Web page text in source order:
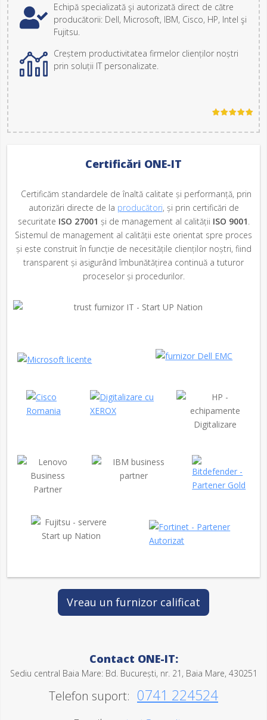
Echipă specializată şi autorizată direct de către
producătorii: Dell, Microsoft, IBM, Cisco, HP, Intel şi
Fujitsu.
Creștem productivitatea firmelor clienților noștri
prin soluții IT personalizate.
Certificări ONE-IT
Certificăm standardele de înaltă calitate și performanță, prin
autorizări directe de la producători, și prin certificări de
securitate ISO 27001 și de management al calității ISO 9001
Sistemul de management al calității este orientat spre proces
și este construit în funcție de necesitățile clienților noștri, fiind
transparent și asigurând îmbunătățirea continuă a tuturor
proceselor și procedurilor.
Vreau un furnizor calificat
Contact ONE-IT:
Sediu central Baia Mare: Bd. București, nr. 21, Baia Mare, 430251
Telefon suport: 0741 224524